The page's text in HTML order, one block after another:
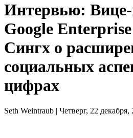
Интервью: Вице-
Google
Сингх о
социальных
цифрах
Seth Weintraub | Четверг, 22 декабря,